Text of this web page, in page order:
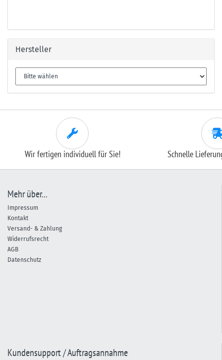
Hersteller
Wir fertigen individuell für Sie! Schnelle
Mehr über...
Impressum
Kontakt
Versand- & Zahlung
Widerrufsrecht
AGB
Datenschutz
Kundensupport / Auftragsannahme